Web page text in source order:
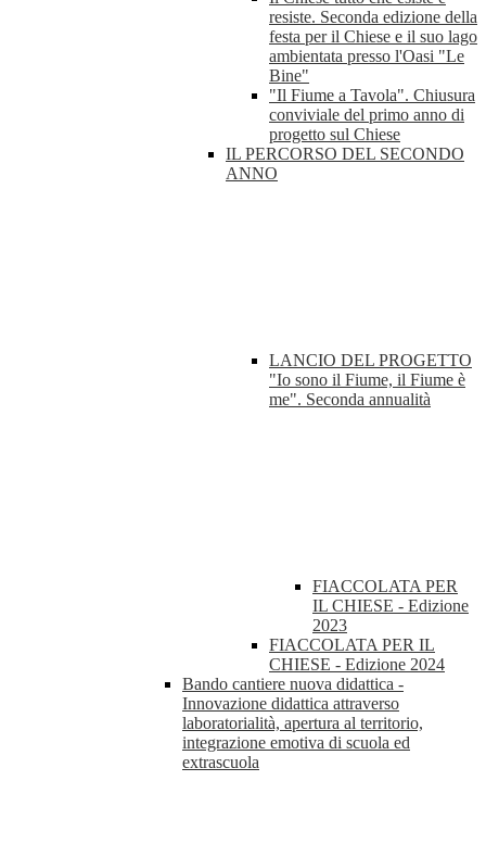
resiste. Seconda edizione della
festa per il Chiese e il suo lago
ambientata presso l'Oasi "Le
Bine"
"Il Fiume a Tavola". Chiusura
conviviale del primo anno di
progetto sul Chiese
IL PERCORSO DEL SECONDO
ANNO
LANCIO DEL PROGETTO
"Io sono il Fiume, il Fiume è
me". Seconda annualità
FIACCOLATA PER
IL CHIESE - Edizione
2023
FIACCOLATA PER IL
CHIESE - Edizione 2024
Bando cantiere nuova didattica -
Innovazione didattica attraverso
laboratorialità, apertura al territorio,
integrazione emotiva di scuola ed
extrascuola